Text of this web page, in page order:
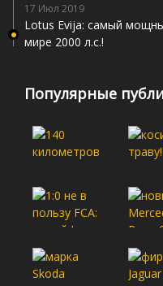
17 Июл 2019
Lotus Evija: самый
мире 2000 л.с.!
Популярные